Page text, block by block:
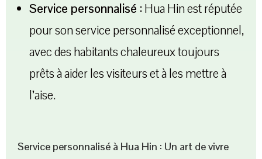
Service personnalisé :Hua Hin est réputée
pour son service personnalisé exceptionnel,
avec des habitants chaleureux toujours
prêts à aider les visiteurs et à les mettre à
l’aise.
Service personnalisé à Hua Hin : Un art de vivre